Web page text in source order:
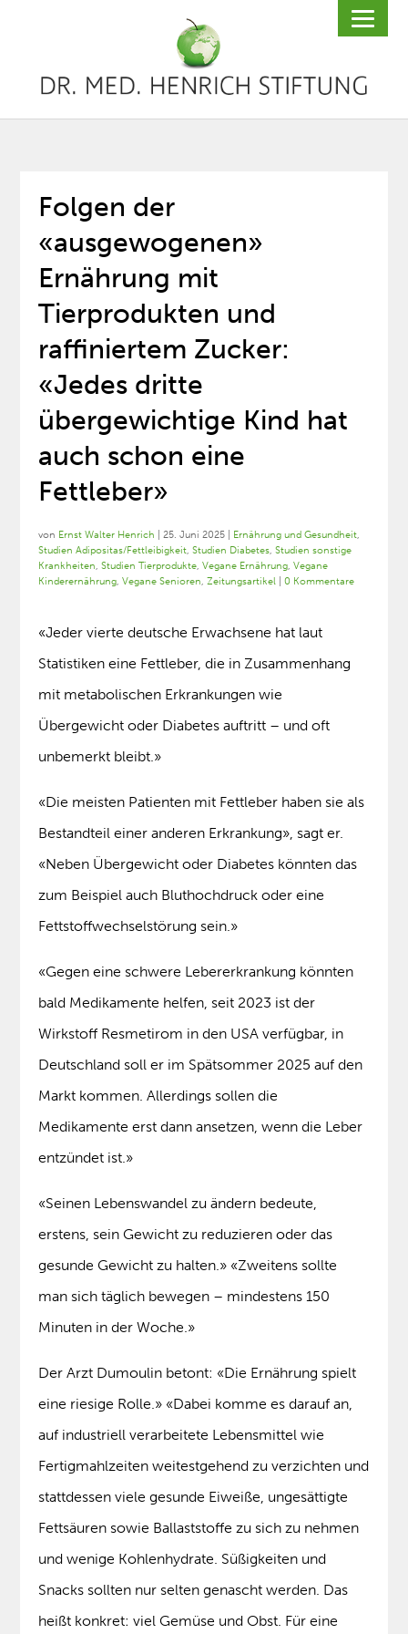
Folgen der
«ausgewogenen»
Ernährung mit
Tierprodukten und
raffiniertem Zucker:
«Jedes dritte
übergewichtige Kind hat
auch schon eine
Fettleber»
von Ernst Walter Henrich |25. Juni 2025 Ernährung und Gesundheit,
Studien Adipositas/Fettleibigkeit,Studien Diabetes,Studien sonstige
Krankheiten,Studien Tierprodukte,Vegane Ernährung,Vegane
Kinderernährung,Vegane Senioren,Zeitungsartikel |0 Kommentare
«Jeder vierte deutsche Erwachsene hat laut
Statistiken eine Fettleber, die in Zusammenhang
mit metabolischen Erkrankungen wie
Übergewicht oder Diabetes auftritt – und oft
unbemerkt bleibt.»
«Die meisten Patienten mit Fettleber haben sie als
Bestandteil einer anderen Erkrankung», sagt er.
«Neben Übergewicht oder Diabetes könnten das
zum Beispiel auch Bluthochdruck oder eine
Fettstoffwechselstörung sein.»
«Gegen eine schwere Lebererkrankung könnten
bald Medikamente helfen, seit 2023 ist der
Wirkstoff Resmetirom in den USA verfügbar, in
Deutschland soll er im Spätsommer 2025 auf den
Markt kommen. Allerdings sollen die
Medikamente erst dann ansetzen, wenn die Leber
entzündet ist.»
«Seinen Lebenswandel zu ändern bedeute,
erstens, sein Gewicht zu reduzieren oder das
gesunde Gewicht zu halten.» «Zweitens sollte
man sich täglich bewegen – mindestens 150
Minuten in der Woche.»
Der Arzt Dumoulin betont: «Die Ernährung spielt
eine riesige Rolle.» «Dabei komme es darauf an,
auf industriell verarbeitete Lebensmittel wie
Fertigmahlzeiten weitestgehend zu verzichten und
stattdessen viele gesunde Eiweiße, ungesättigte
Fettsäuren sowie Ballaststoffe zu sich zu nehmen
und wenige Kohlenhydrate. Süßigkeiten und
Snacks sollten nur selten genascht werden. Das
heißt konkret: viel Gemüse und Obst. Für eine